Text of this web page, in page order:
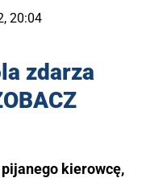
20:04
zdarza
kierowcę,